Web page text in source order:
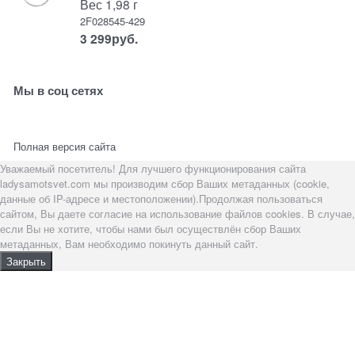
Вес 1,98 г
2F028545-429
3 299руб.
Мы в соц сетях
Полная версия сайта
Уважаемый посетитель! Для лучшего функционирования сайта
ladysamotsvet.com мы производим сбор Ваших метаданных (cookie,
данные об IP-адресе и местоположении).Продолжая пользоваться
сайтом, Вы даете согласие на использование файлов cookies. В случае,
если Вы не хотите, чтобы нами был осуществлён сбор Ваших
метаданных, Вам необходимо покинуть данный сайт.
Закрыть